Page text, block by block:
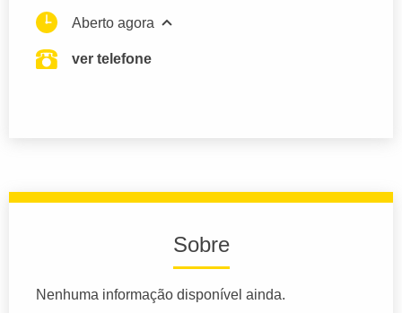
Aberto agora
ver telefone
Sobre
Nenhuma informação disponível ainda.